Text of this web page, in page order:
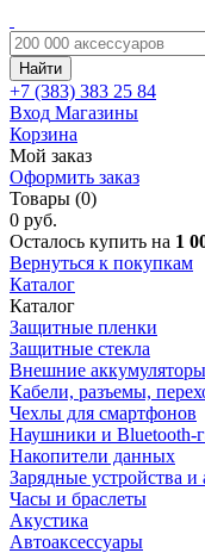
Найти
+7 (383) 383 25 84
Вход Магазины
Корзина
Мой заказ
Оформить заказ
Товары (0)
0 руб.
Осталось купить на 1
Вернуться к покупкам
Каталог
Каталог
Защитные пленки
Защитные стекла
Внешние аккумуляторы
Кабели, разъемы,
Чехлы для смартфонов
Наушники и Bluetooth-
Накопители данных
Зарядные устройства и
Часы и браслеты
Акустика
Автоаксессуары